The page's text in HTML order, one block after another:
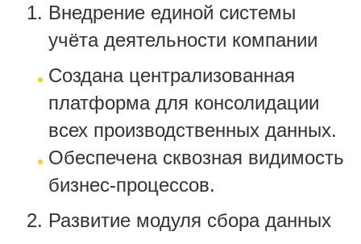
Внедрение единой системы
учёта деятельности компании
Создана централизованная
платформа для консолидации
всех производственных данных.
Обеспечена сквозная видимость
бизнес-процессов.
Развитие модуля сбора данных